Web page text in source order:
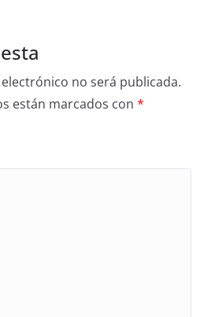
no será publicada.
están marcados con *